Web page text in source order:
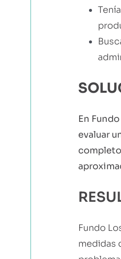
En
evaluar
Fundo
medidas